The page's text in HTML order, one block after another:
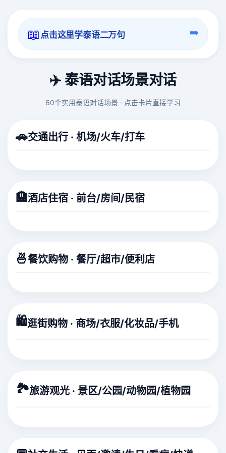
📖 点击这里学泰语二万句 ➡️
✈️ 泰语对话场景对话
60个实用泰语对话场景 · 点击卡片直接学习
🚗交通出行 · 机场/火车/打车
🏨酒店住宿 · 前台/房间/民宿
🍜餐饮购物 · 餐厅/超市/便利店
🛍️逛街购物 · 商场/衣服/化妆品/手机
🏞️旅游观光 · 景区/公园/动物园/植物园